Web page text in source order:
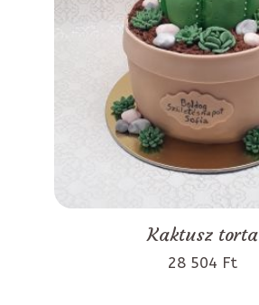
Kaktusz torta
28 504 Ft